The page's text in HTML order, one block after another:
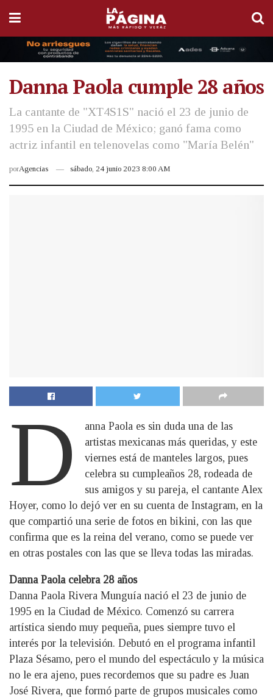
Danna Paola cumple 28 años
La cantante de "XT4S1S" nació el 23 de junio de
1995 en la Ciudad de México; ganó fama como
actriz infantil en telenovelas como "María Belén"
porAgencias sábado, 24 junio 2023 8:00 AM
D
anna Paola es sin duda una de las
artistas mexicanas más queridas, y este
viernes está de manteles largos, pues
celebra su cumpleaños 28, rodeada de
sus amigos y su pareja, el cantante Alex
Hoyer, como lo dejó ver en su cuenta de Instagram, en la
que compartió una serie de fotos en bikini, con las que
confirma que es la reina del verano, como se puede ver
en otras postales con las que se lleva todas las miradas.
Danna Paola celebra 28 años
Danna Paola Rivera Munguía nació el 23 de junio de
1995 en la Ciudad de México. Comenzó su carrera
artística siendo muy pequeña, pues siempre tuvo el
interés por la televisión. Debutó en el programa infantil
Plaza Sésamo, pero el mundo del espectáculo y la música
no le era ajeno, pues recordemos que su padre es Juan
José Rivera, que formó parte de grupos musicales como